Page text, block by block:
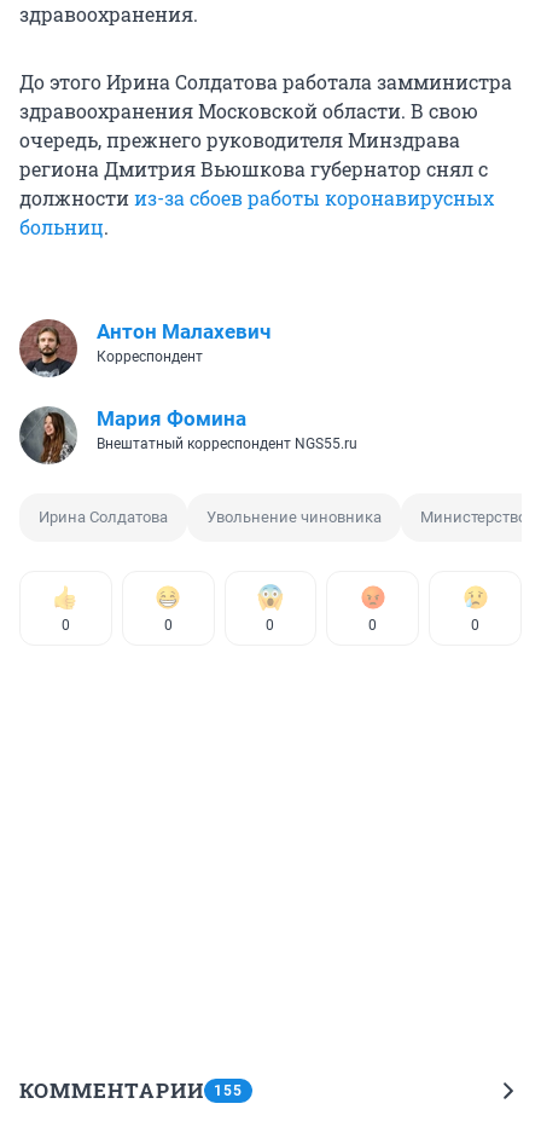
здравоохранения.
До этого Ирина Солдатова работала замминистра
здравоохранения Московской области. В свою
очередь, прежнего руководителя Минздрава
региона Дмитрия Вьюшкова губернатор снял с
должностииз-за сбоев работы коронавирусных
больниц.
Антон Малахевич
Корреспондент
Мария Фомина
Внештатный корреспондент NGS55.ru
Ирина Солдатова Увольнение чиновника Министерство
0 0 0 0 0
КОММЕНТАРИИ 155